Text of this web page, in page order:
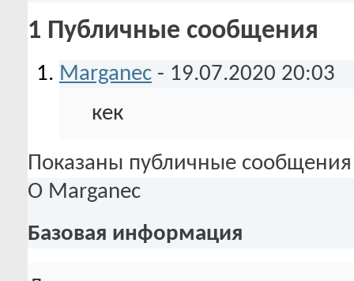
1 Публичные сообщения
Marganec - 19.07.2020 20:03
кек
Показаны публичные
О Marganec
Базовая информация